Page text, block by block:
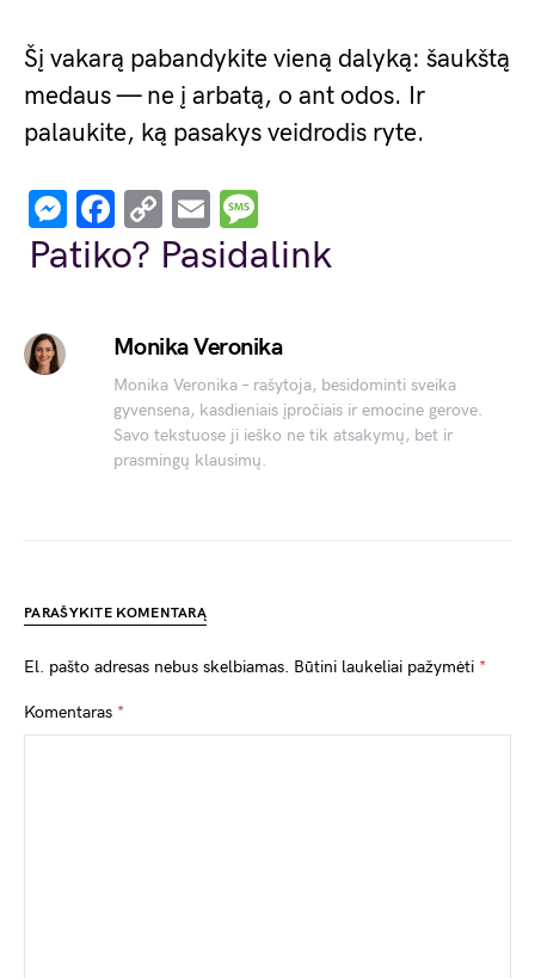
Šį vakarą pabandykite vieną dalyką: šaukštą
medaus — ne į arbatą, o ant odos. Ir
palaukite, ką pasakys veidrodis ryte.
Messenger
Facebook
Copy
Link
Email
Patiko? Pasidalink
Monika Veronika
Monika Veronika – rašytoja, besidominti sveika
gyvensena, kasdieniais įpročiais ir emocine gerove.
Savo tekstuose ji ieško ne tik atsakymų, bet ir
prasmingų klausimų.
PARAŠYKITE KOMENTARĄ
El. pašto adresas nebus skelbiamas. Būtini laukeliai pažymėti *
Komentaras *